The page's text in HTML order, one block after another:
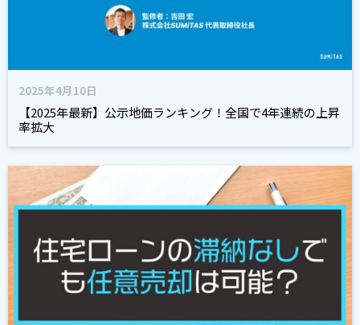
2025年4月10日
【2025年最新】公示地価ランキング！全国で4年連続の上昇
率拡大